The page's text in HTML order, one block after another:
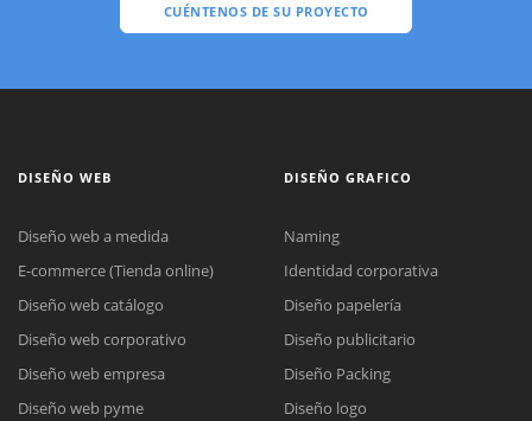
CUÉNTENOS DE SU PROYECTO
DISEÑO WEB
Diseño web a medida
E-commerce (Tienda online)
Diseño web catálogo
Diseño web corporativo
Diseño web empresa
Diseño web pyme
DISEÑO GRAFICO
Naming
Identidad corporativa
Diseño papelería
Diseño publicitario
Diseño Packing
Diseño logo